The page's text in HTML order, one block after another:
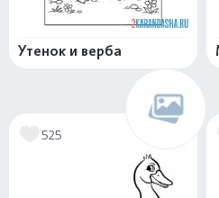
Утенок и верба
525